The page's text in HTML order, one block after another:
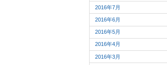
2016年7月
2016年6月
2016年5月
2016年4月
2016年3月